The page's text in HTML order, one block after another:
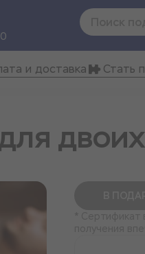
и доставка Стать